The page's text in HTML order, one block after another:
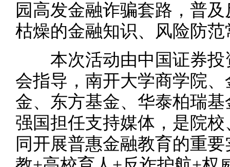
园高发金融诈骗套路，普
枯燥的金融知识、风险防
本次活动由中国证券投
会指导，南开大学商学院
金、东方基金、华泰柏瑞
强国担任支持媒体，是院
同开展普惠金融教育的重